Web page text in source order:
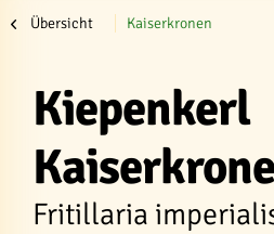
Übersicht Kaiserkronen
Kiepenkerl
Fritillaria